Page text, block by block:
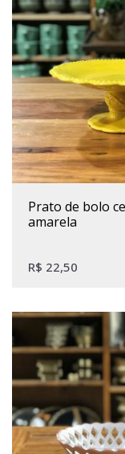
prato de bolo cerâmica
amarela
R$ 22,50